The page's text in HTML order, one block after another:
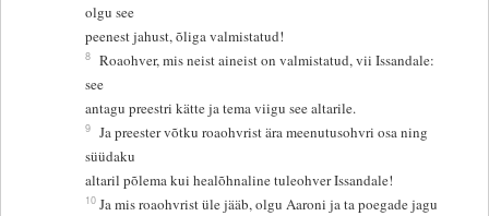
olgu see
peenest jahust, õliga valmistatud!
8 Roaohver, mis neist aineist on valmistatud, vii Issandale:
see
antagu preestri kätte ja tema viigu see altarile.
9 Ja preester võtku roaohvrist ära meenutusohvri osa ning
süüdaku
altaril põlema kui healõhnaline tuleohver Issandale!
10 Ja mis roaohvrist üle jääb, olgu Aaroni ja ta poegade jagu